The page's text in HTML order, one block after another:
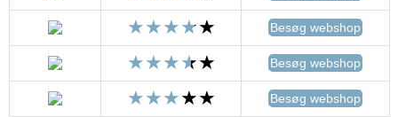
Besøg webshop
Besøg webshop
Besøg webshop